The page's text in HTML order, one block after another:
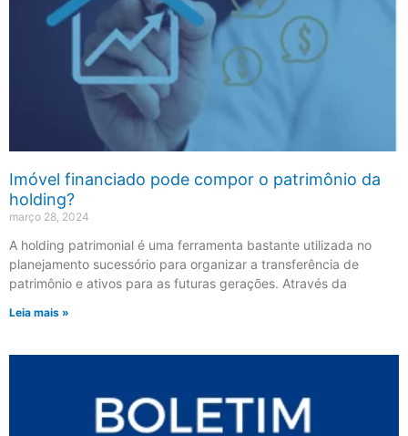
Imóvel financiado pode compor o patrimônio da
holding?
março 28, 2024
A holding patrimonial é uma ferramenta bastante utilizada no
planejamento sucessório para organizar a transferência de
patrimônio e ativos para as futuras gerações. Através da
Leia mais »